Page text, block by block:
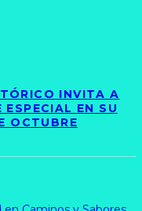
INVITA A
EN SU
OCTUBRE